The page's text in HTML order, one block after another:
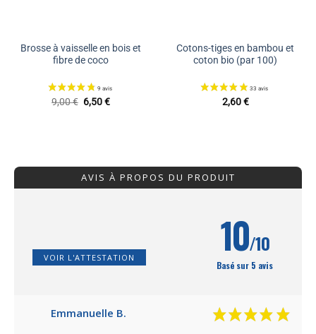
Brosse à vaisselle en bois et
fibre de coco
9,00€ Le
prix
6,50€Le
Cotons-tiges en bambou et
coton bio (par 100)
2,60€
AVIS À PROPOS DU PRODUIT
VOIR L'ATTESTATION 10/10
Basé sur 5 avis
Emmanuelle B.